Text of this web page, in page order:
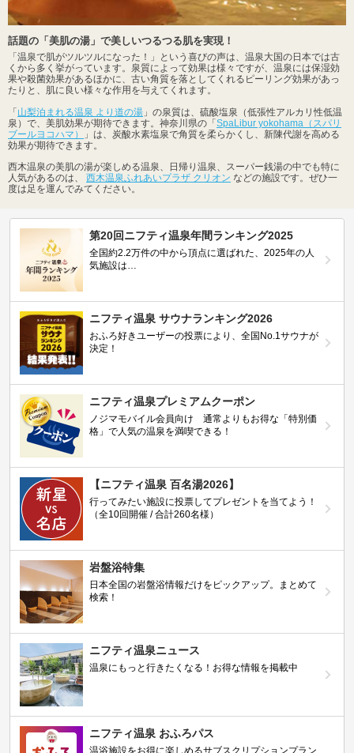
話題の「美肌の湯」で美しいつるつる肌を実現！
「温泉で肌がツルツルになった！」という喜びの声は、温泉大国の日本では古
くから多く挙がっています。泉質によって効果は様々ですが、温泉には保湿効
果や殺菌効果があるほかに、古い角質を落としてくれるピーリング効果があっ
たりと、肌に良い様々な作用を与えてくれます。
「 山梨泊まれる温泉 より道の湯 」の泉質は、硫酸塩泉（低張性アルカリ性低温
泉）で、美肌効果が期待できます。神奈川県の「 SpaLibur yokohama（スパリ
ブールヨコハマ）
」は、炭酸水素塩泉で角質を柔らかくし、新陳代謝を高める
効果が期待できます。
西木温泉の美肌の湯が楽しめる温泉、日帰り温泉、スーパー銭湯の中でも特に
人気があるのは、 西木温泉ふれあいプラザ クリオン などの施設です。ぜひ一
度は足を運んでみてください。
第20回ニフティ温泉年間ランキング2025
全国約2.2万件の中から頂点に選ばれた、2025年の人
気施設は…
ニフティ温泉 サウナランキング2026
おふろ好きユーザーの投票により、全国No.1サウナが
決定！
ニフティ温泉プレミアムクーポン
ノジマモバイル会員向け 通常よりもお得な「特別価
格」で人気の温泉を満喫できる！
【ニフティ温泉 百名湯2026】
行ってみたい施設に投票してプレゼントを当てよう！
（全10回開催 / 合計260名様）
岩盤浴特集
日本全国の岩盤浴情報だけをピックアップ。まとめて
検索！
ニフティ温泉ニュース
温泉にもっと行きたくなる！お得な情報を掲載中
ニフティ温泉 おふろパス
温浴施設をお得に楽しめるサブスクリプションプラン